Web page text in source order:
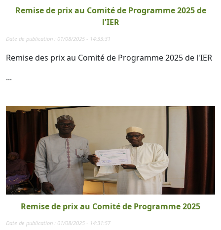
Remise de prix au Comité de Programme 2025 de
l'IER
Date de publication : 01/08/2025 - 14:33:31
Remise des prix au Comité de Programme 2025 de l'IER
...
Remise de prix au Comité de Programme 2025
Date de publication : 01/08/2025 - 14:31:57